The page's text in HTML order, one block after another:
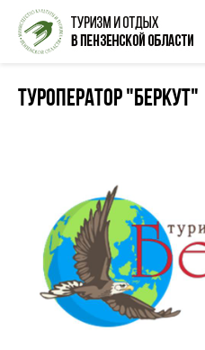
Туроператор "БЕРКУТ"